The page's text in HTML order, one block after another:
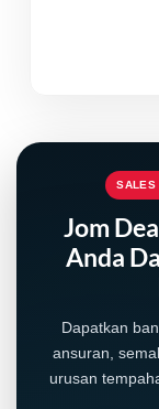
SALES
Jom
Anda
Dapatkan
ansuran,
urusan